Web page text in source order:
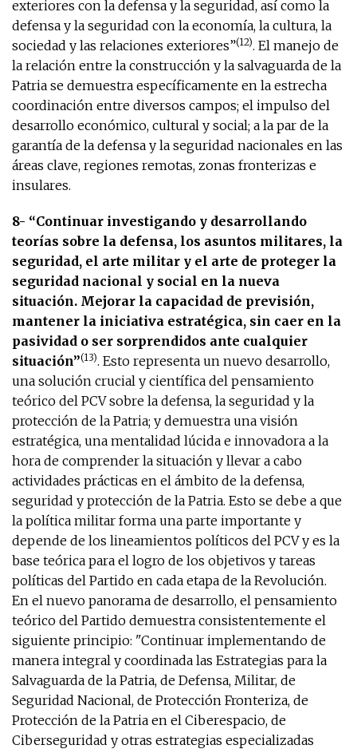
exteriores con la defensa y la seguridad, así como la
defensa y la seguridad con la economía, la cultura, la
sociedad y las relaciones exteriores”(12). El manejo de
la relación entre la construcción y la salvaguarda de la
Patria se demuestra específicamente en la estrecha
coordinación entre diversos campos; el impulso del
desarrollo económico, cultural y social; a la par de la
garantía de la defensa y la seguridad nacionales en las
áreas clave, regiones remotas, zonas fronterizas e
insulares.
8- “Continuar investigando y desarrollando
teorías sobre la defensa, los asuntos militares, la
seguridad, el arte militar y el arte de proteger la
seguridad nacional y social en la nueva
situación. Mejorar la capacidad de previsión,
mantener la iniciativa estratégica, sin caer en la
pasividad o ser sorprendidos ante cualquier
situación”(13). Esto representa un nuevo desarrollo,
una solución crucial y científica del pensamiento
teórico del PCV sobre la defensa, la seguridad y la
protección de la Patria; y demuestra una visión
estratégica, una mentalidad lúcida e innovadora a la
hora de comprender la situación y llevar a cabo
actividades prácticas en el ámbito de la defensa,
seguridad y protección de la Patria. Esto se debe a que
la política militar forma una parte importante y
depende de los lineamientos políticos del PCV y es la
base teórica para el logro de los objetivos y tareas
políticas del Partido en cada etapa de la Revolución.
En el nuevo panorama de desarrollo, el pensamiento
teórico del Partido demuestra consistentemente el
siguiente principio: "Continuar implementando de
manera integral y coordinada las Estrategias para la
Salvaguarda de la Patria, de Defensa, Militar, de
Seguridad Nacional, de Protección Fronteriza, de
Protección de la Patria en el Ciberespacio, de
Ciberseguridad y otras estrategias especializadas